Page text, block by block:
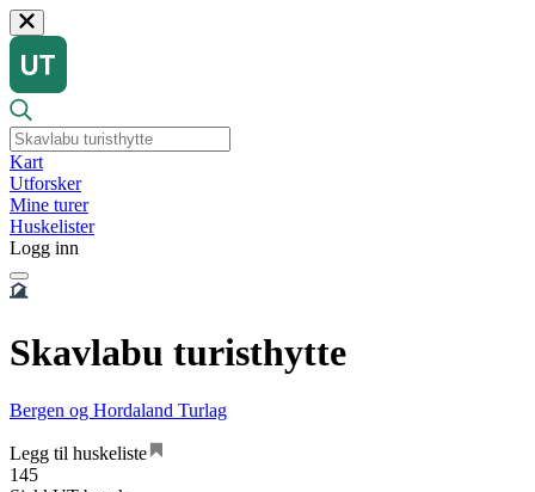
Kart
Utforsker
Mine turer
Huskelister
Logg inn
Skavlabu turisthytte
Bergen og Hordaland Turlag
Legg til huskeliste
145